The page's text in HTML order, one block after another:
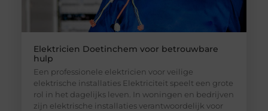
Elektricien Doetinchem voor betrouwbare
hulp
Een professionele elektricien voor veilige
elektrische installaties Elektriciteit speelt een grote
rol in het dagelijks leven. In woningen en bedrijven
zijn elektrische installaties verantwoordelijk voor